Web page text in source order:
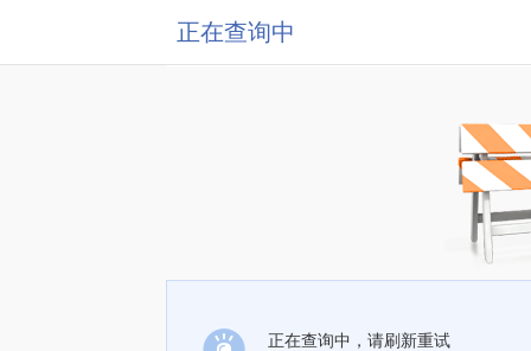
正在查询中
正在查询中，请刷新重试